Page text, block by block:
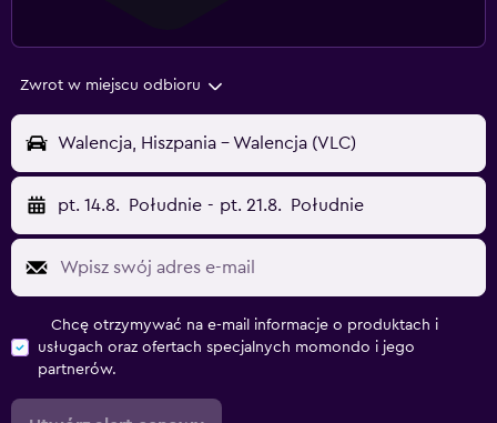
Zwrot w miejscu odbioru
Walencja, Hiszpania - Walencja (VLC)
pt. 14.8. Południe - pt. 21.8. Południe
Chcę otrzymywać na e-mail informacje o produktach i
usługach oraz ofertach specjalnych momondo i jego
partnerów.